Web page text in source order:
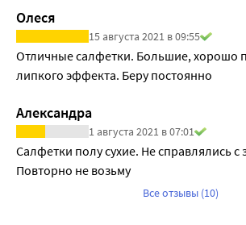
Олеся
15 августа 2021 в 09:55
Отличные салфетки. Большие, хорошо
липкого эффекта. Беру постоянно
Александра
1 августа 2021 в 07:01
Салфетки полу сухие. Не справлялись с
Повторно не возьму
Все отзывы (10)